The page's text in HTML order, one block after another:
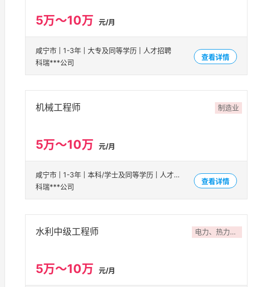
5万～10万 元/月
咸宁市 | 1-3年 | 大专及同等学历 | 人才招聘
科瑞***公司
查看详情
机械工程师 制造业
5万～10万 元/月
咸宁市 | 1-3年 | 本科/学士及同等学历 | 人才招聘
科瑞***公司
查看详情
水利中级工程师 电力、热力、燃气及水生产和供应业
5万～10万 元/月